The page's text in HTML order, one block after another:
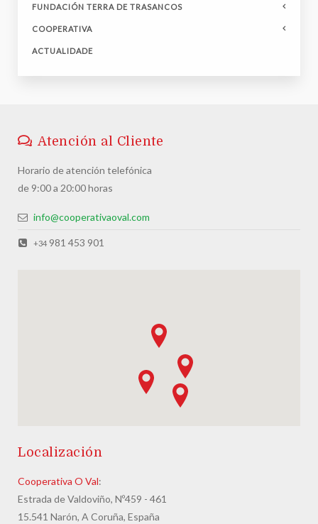
FUNDACIÓN TERRA DE TRASANCOS
COOPERATIVA
ACTUALIDADE
Atención al Cliente
Horario de atención telefónica
de 9:00 a 20:00 horas
info@cooperativaoval.com
+34 981 453 901
Localización
Cooperativa O Val:
Estrada de Valdoviño, Nº459 - 461
15.541 Narón, A Coruña, España